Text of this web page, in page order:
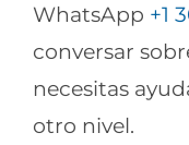
WhatsApp +1
conversar
necesitas
otro nivel.